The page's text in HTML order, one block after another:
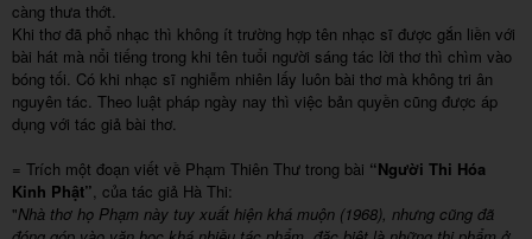
càng thưa thớt.
Khi thơ đã phổ nhạc thì không ít trường hợp tên nhạc sĩ được gắn liền với
bài hát mà nổi tiếng trong khi tên tuổi người sáng tác lời thơ thì chìm vào
bóng tối. Có khi nhạc sĩ nghiễm nhiên lấy luôn bài thơ mà không tri ân
nguyên tác. Theo luật pháp ngày nay thì việc bản quyền cũng được áp
dụng với tác giả bài thơ.
= Trích một đoạn viết về Phạm Thiên Thư trong bài “Người Thi Hóa
Kinh Phật” , của tác giả Hà Thi:
"Nhà thơ họ Phạm này tuy xuất hiện khá muộn (1968), nhưng cũng đã